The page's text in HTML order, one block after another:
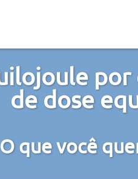
de dose
O que você